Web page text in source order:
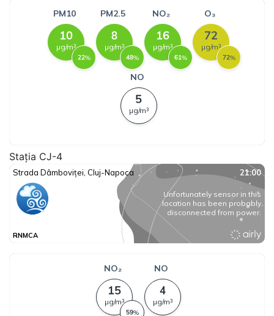
Stația CJ-4